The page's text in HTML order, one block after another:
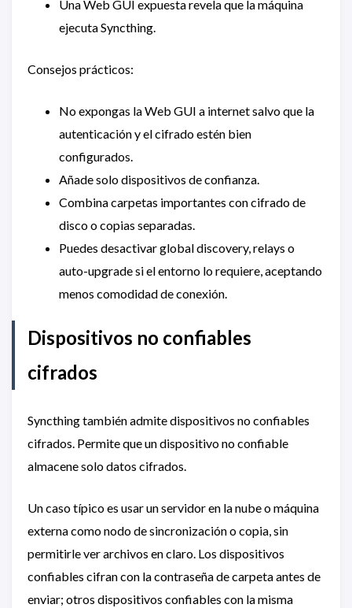
Una Web GUI expuesta revela que la máquina
ejecuta Syncthing.
Consejos prácticos:
No expongas la Web GUI a internet salvo que la
autenticación y el cifrado estén bien
configurados.
Añade solo dispositivos de confianza.
Combina carpetas importantes con cifrado de
disco o copias separadas.
Puedes desactivar global discovery, relays o
auto-upgrade si el entorno lo requiere, aceptando
menos comodidad de conexión.
Dispositivos no confiables
cifrados
Syncthing también admite dispositivos no confiables
cifrados. Permite que un dispositivo no confiable
almacene solo datos cifrados.
Un caso típico es usar un servidor en la nube o máquina
externa como nodo de sincronización o copia, sin
permitirle ver archivos en claro. Los dispositivos
confiables cifran con la contraseña de carpeta antes de
enviar; otros dispositivos confiables con la misma